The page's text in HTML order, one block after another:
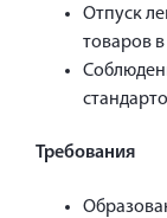
Отпуск
товаров
Требования